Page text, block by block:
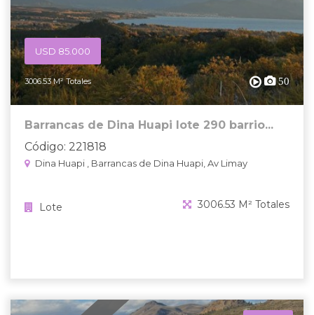
USD 85.000
3006.53 M² Totales 50
Barrancas de Dina Huapi lote 290 barrio...
Código: 221818
Dina Huapi , Barrancas de Dina Huapi, Av Limay
Lote 3006.53 M² Totales